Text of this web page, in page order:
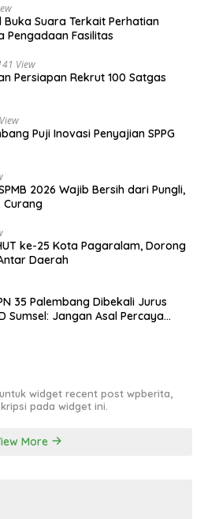
Buka Suara Terkait Perhatian
Pengadaan Fasilitas
View
Persiapan Rekrut 100 Satgas
Puji Inovasi Penyajian SPPG
2026 Wajib Bersih dari Pungli,
Curang
ke-25 Kota Pagaralam, Dorong
Daerah
35 Palembang Dibekali Jurus
Sumsel: Jangan Asal Percaya
widget recent post wpberita,
pada widget ini.
More